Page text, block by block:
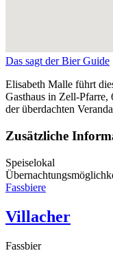
Das sagt der Bier Guide
Elisabeth Malle führt
Gasthaus in Zell-
der überdachten
Zusätzliche
Speiselokal
Fassbiere
Villacher
Fassbier